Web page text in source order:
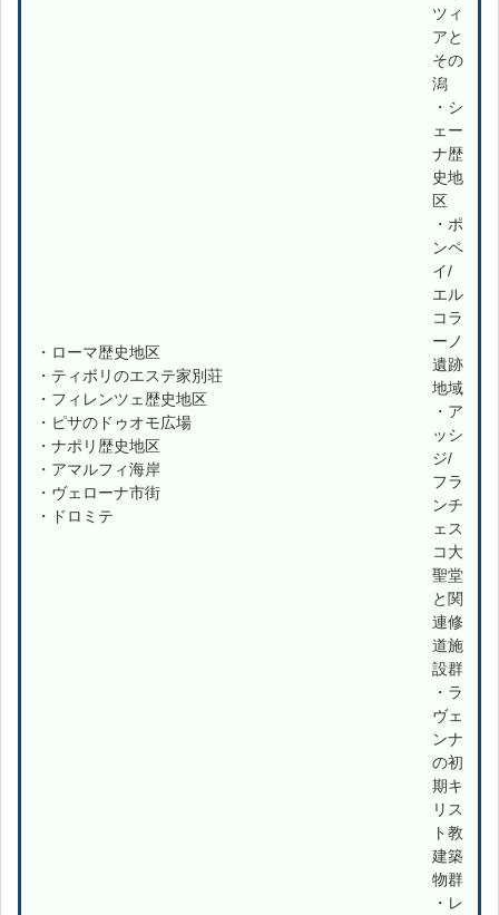
・ローマ歴史地区
・ティボリのエステ家別荘
・フィレンツェ歴史地区
・ピサのドゥオモ広場
・ナポリ歴史地区
・アマルフィ海岸
・ヴェローナ市街
・ドロミテ
ツィ
アと
その
潟
・シ
ェー
ナ歴
史地
区
・ポ
ンペ
イ/
エル
コラ
ーノ
遺跡
地域
・ア
ッシ
ジ/
フラ
ンチ
ェス
コ大
聖堂
と関
連修
道施
設群
・ラ
ヴェ
ンナ
の初
期キ
リス
ト教
建築
物群
・レ